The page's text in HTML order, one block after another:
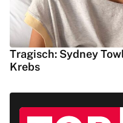
Tragisch: Sydney
Krebs